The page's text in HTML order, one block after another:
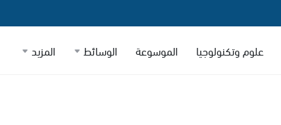
علوم وتكنولوجيا الموسوعة الوسائط المزيد